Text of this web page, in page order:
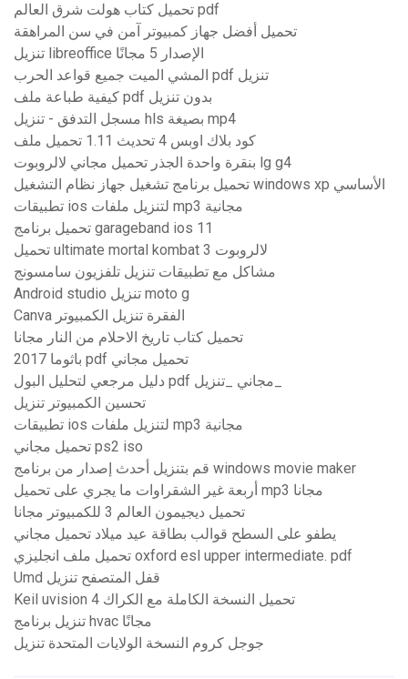
تحميل كتاب هولت شرق العالم pdf
تحميل أفضل جهاز كمبيوتر آمن في سن المراهقة
تنزيل libreoffice الإصدار 5 مجانًا
المشي الميت جميع قواعد الحرب pdf تنزيل
كيفية طباعة ملف pdf بدون تنزيل
مسجل التدفق - تنزيل hls بصيغة mp4
كود بلاك اوبس 4 تحديث 1.11 تحميل ملف
بنقرة واحدة الجذر تحميل مجاني لالروبوت lg g4
تحميل برنامج تشغيل جهاز نظام التشغيل windows xp الأساسي
تطبيقات ios لتنزيل ملفات mp3 مجانية
تحميل برنامج garageband ios 11
تحميل ultimate mortal kombat 3 لالروبوت
مشاكل مع تطبيقات تنزيل تلفزيون سامسونج
Android studio تنزيل moto g
Canva الفقرة تنزيل الكمبيوتر
تحميل كتاب تاريخ الاحلام من النار مجانا
باثوما 2017 pdf تحميل مجاني
تحسين الكمبيوتر تنزيل
تطبيقات ios لتنزيل ملفات mp3 مجانية
تحميل مجاني ps2 iso
قم بتنزيل أحدث إصدار من برنامج windows movie maker
أربعة غير الشقراوات ما يجري على تحميل mp3 مجانا
تحميل ديجيمون العالم 3 للكمبيوتر مجانا
يطفو على السطح قوالب بطاقة عيد ميلاد تحميل مجاني
تحميل ملف انجليزي oxford esl upper intermediate. pdf
Umd قفل المتصفح تنزيل
Keil uvision 4 تحميل النسخة الكاملة مع الكراك
تنزيل برنامج hvac مجانًا
جوجل كروم النسخة الولايات المتحدة تنزيل